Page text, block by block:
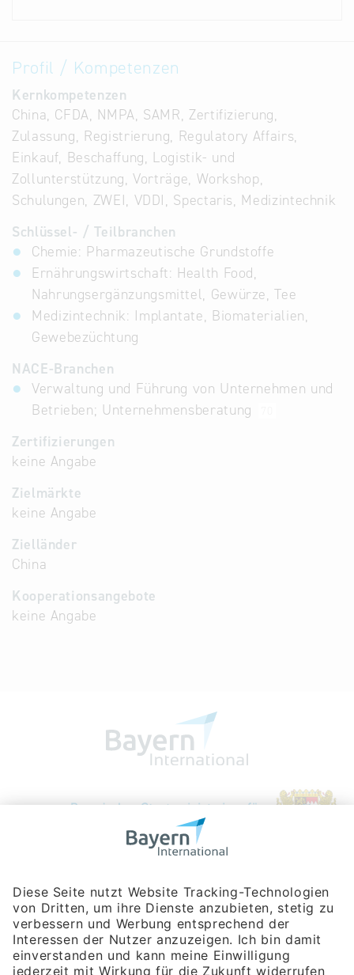
Profil / Kompetenzen
Kernkompetenzen
China, CFDA, NMPA, SAMR, Zertifizierung,
Zulassung, Registrierung, Regulatory Affairs,
Einkauf, Beschaffung, Logistik- und
Zollunterstützung, Vorträge, Workshop,
Schulungen, ZWEI, VDDI, Spectaris, Medizintechnik
Schlüssel- / Teilbranchen
Chemie: Pharmazeutische Grundstoffe
Ernährungswirtschaft: Health Food,
Nahrungsergänzungsmittel, Gewürze, Tee
Medizintechnik: Implantate, Biomaterialien,
Gewebezüchtung
NACE-Branchen
Verwaltung und Führung von Unternehmen und
Betrieben; Unternehmensberatung
Zertifizierungen
keine Angabe
Zielmärkte
keine Angabe
Zielländer
China
Kooperationsangebote
keine Angabe
Bayerische Gesellschaft für Internationale
Rosenheimer Str. 143C
81671 München
Tel:+49 180 5949260
(Festnetz 14 ct/min, Mobil max. 42 ct/min)